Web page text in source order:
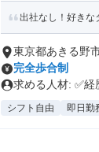
出社なし！好きな
東京都あきる野
完全歩合制
求める人材: ✅経
シフト自由 即日勤